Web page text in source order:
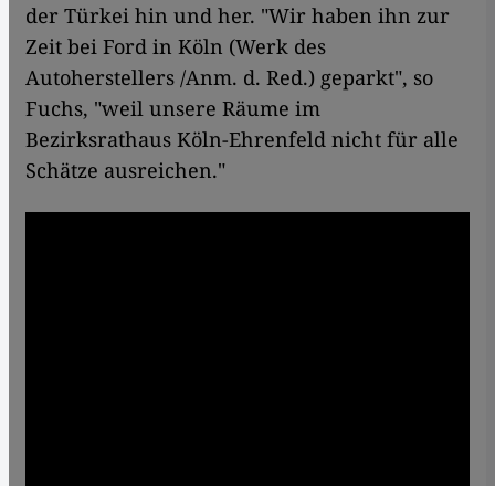
der Türkei hin und her. "Wir haben ihn zur
Zeit bei Ford in Köln (Werk des
Autoherstellers /Anm. d. Red.) geparkt", so
Fuchs, "weil unsere Räume im
Bezirksrathaus Köln-Ehrenfeld nicht für alle
Schätze ausreichen."